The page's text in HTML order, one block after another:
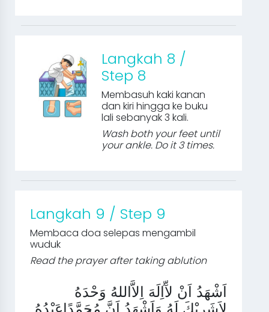
Langkah 8 /
Step 8
Membasuh kaki kanan
dan kiri hingga ke buku
lali sebanyak 3 kali.
Wash both your feet until
your ankle. Do it 3 times.
Langkah 9 / Step 9
Membaca doa selepas mengambil
wuduk
Read the prayer after taking ablution
اَشْهَدُ اَنْ لآّاِلَهَ اِلاَّاللهُ وَحْدَهُ